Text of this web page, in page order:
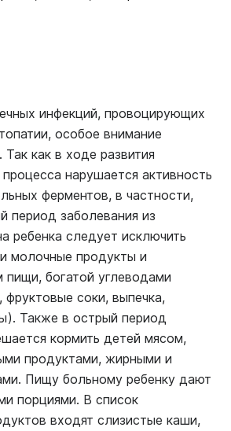
инфекций, провоцирующих
особое внимание
как в ходе развития
нарушается активность
ферментов, в частности,
период заболевания из
ребенка следует исключить
молочные продукты и
пищи, богатой углеводами
фруктовые соки, выпечка,
Также в острый период
кормить детей мясом,
продуктами, жирными и
Пищу больному ребенку дают
порциями. В список
входят слизистые каши,